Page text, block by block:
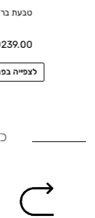
טבעת
239.00
לצפייה